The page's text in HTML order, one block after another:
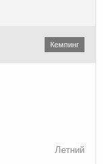
Кемпинг
Летний